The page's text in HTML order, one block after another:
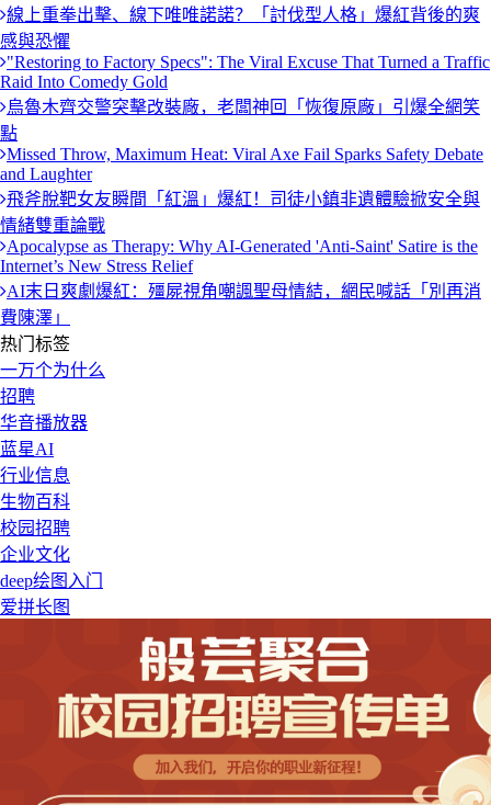
線上重拳出擊、線下唯唯諾諾？「討伐型人格」爆紅背後的爽
感與恐懼
"Restoring to Factory Specs": The Viral Excuse That Turned a Traffic
Raid Into Comedy Gold
烏魯木齊交警突擊改裝廠，老闆神回「恢復原廠」引爆全網笑
點
Missed Throw, Maximum Heat: Viral Axe Fail Sparks Safety Debate
and Laughter
飛斧脫靶女友瞬間「紅溫」爆紅！司徒小鎮非遺體驗掀安全與
情緒雙重論戰
Apocalypse as Therapy: Why AI-Generated 'Anti-Saint' Satire is the
Internet’s New Stress Relief
AI末日爽劇爆紅：殭屍視角嘲諷聖母情結，網民喊話「別再消
費陳澤」
热门标签
一万个为什么
招聘
华音播放器
蓝星AI
行业信息
生物百科
校园招聘
企业文化
deep绘图入门
爱拼长图